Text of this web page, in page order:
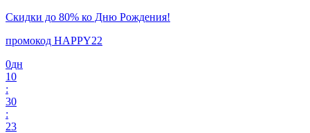
Скидки до 80% ко Дню Рождения!
промокод HAPPY22
0дн
10
:
30
:
23